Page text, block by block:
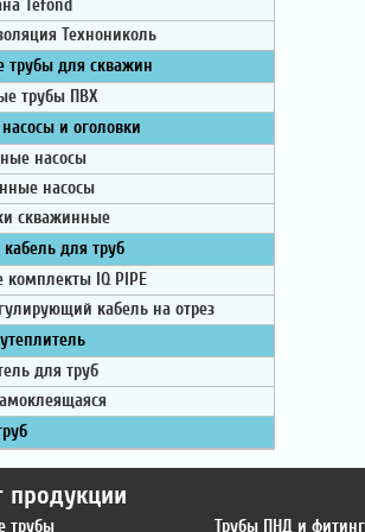
Tefond
Технониколь
трубы для скважин
трубы ПВХ
и оголовки
насосы
насосы
скважинные
для труб
комплекты IQ PIPE
кабель на отрез
для труб
продукции
трубы Трубы ПНД и